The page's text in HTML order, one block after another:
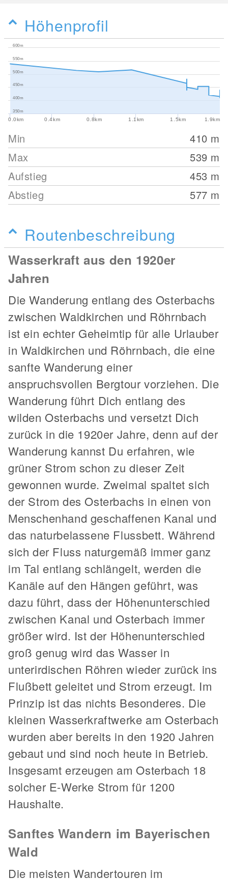
Höhenprofil
0.0km 0.4km 0.8km 1.1km 1.5km 1.9km
350m
400m
450m
500m
550m
600m
Min 410 m
Max
539 m
Aufstieg
453 m
Abstieg
577 m
Routenbeschreibung
Wasserkraft aus den 1920er
Jahren
Die Wanderung entlang des Osterbachs
zwischen Waldkirchen und Röhrnbach
ist ein echter Geheimtip für alle Urlauber
in Waldkirchen und Röhrnbach, die eine
sanfte Wanderung einer
anspruchsvollen Bergtour vorziehen. Die
Wanderung führt Dich entlang des
wilden Osterbachs und versetzt Dich
zurück in die 1920er Jahre, denn auf der
Wanderung kannst Du erfahren, wie
grüner Strom schon zu dieser Zeit
gewonnen wurde. Zweimal spaltet sich
der Strom des Osterbachs in einen von
Menschenhand geschaffenen Kanal und
das naturbelassene Flussbett. Während
sich der Fluss naturgemäß immer ganz
im Tal entlang schlängelt, werden die
Kanäle auf den Hängen geführt, was
dazu führt, dass der Höhenunterschied
zwischen Kanal und Osterbach immer
größer wird. Ist der Höhenunterschied
groß genug wird das Wasser in
unterirdischen Röhren wieder zurück ins
Flußbett geleitet und Strom erzeugt. Im
Prinzip ist das nichts Besonderes. Die
kleinen Wasserkraftwerke am Osterbach
wurden aber bereits in den 1920 Jahren
gebaut und sind noch heute in Betrieb.
Insgesamt erzeugen am Osterbach 18
solcher E-Werke Strom für 1200
Haushalte.
Sanftes Wandern im Bayerischen
Wald
Die meisten Wandertouren im